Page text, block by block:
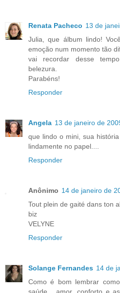
Renata Pacheco 13 de
Julia, que álbum lindo!
emoção num momento tão
vai recordar desse
belezura.
Parabéns!
Responder
Angela 13 de janeiro de
que lindo o mini, sua
lindamente no papel....
Responder
Anônimo 14 de janeiro de
Tout plein de gaité dans ton
biz
VELYNE
Responder
Solange Fernandes 14 de
Como é bom lembrar